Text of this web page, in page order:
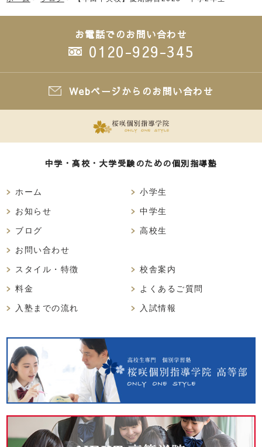
お電話でのお問い合わせ
0120-929-345
Webページからのお問い合わせ
中学・高校・大学受験のための個別指導塾
ホーム
お知らせ
ブログ
お問い合わせ
小学生
中学生
高校生
スタイル・特徴
料金
入塾までの流れ
校舎案内
よくあるご質問
入試情報